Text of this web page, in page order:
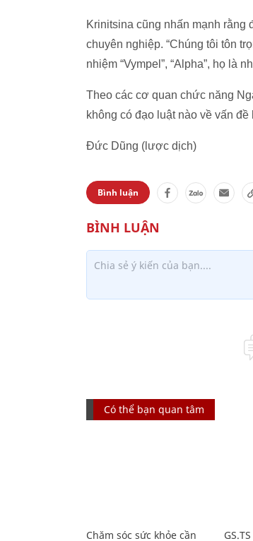
Krinitsina cũng nhấn mạnh rằng
chuyên nghiệp. “Chúng tôi tôn
nhiệm “Vympel”, “Alpha”, họ là
Theo các cơ quan chức năng
không có đạo luật nào về vấn
Đức Dũng (lược dịch)
Bình luận
Có thể bạn quan tâm
Chăm sóc sức khỏe cần